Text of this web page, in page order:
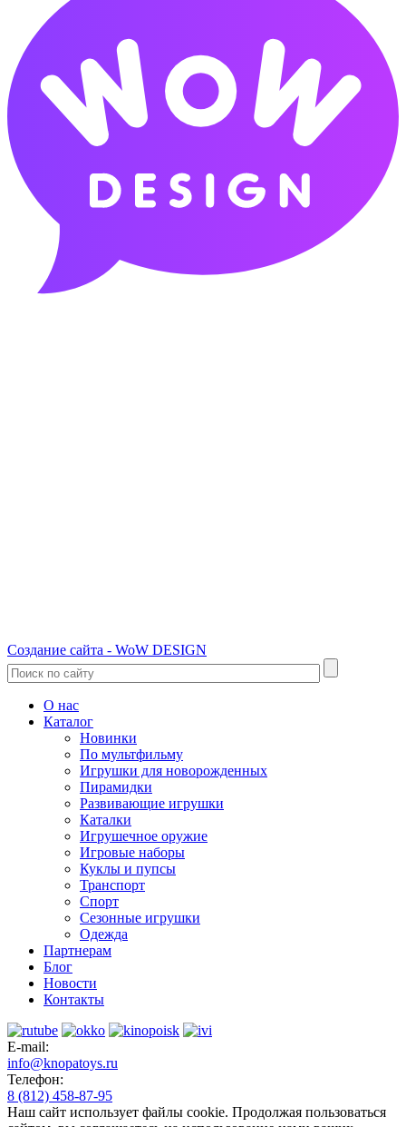
Создание сайта - WoW DESIGN
О нас
Каталог
Новинки
По мультфильму
Игрушки для новорожденных
Пирамидки
Развивающие игрушки
Каталки
Игрушечное оружие
Игровые наборы
Куклы и пупсы
Транспорт
Спорт
Сезонные игрушки
Одежда
Партнерам
Блог
Новости
Контакты
E-mail:
info@knopatoys.ru
Телефон:
8 (812) 458-87-95
Наш сайт использует файлы cookie. Продолжая пользоваться